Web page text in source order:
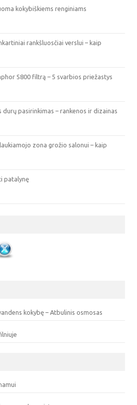
kokybiškiems renginiams
rankšluosčiai verslui – kaip
S800 filtrą – 5 svarbios priežastys
durų pasirinkimas – rankenos ir dizainas
zona grožio salonui – kaip
patalynę
kokybę – Atbulinis osmosas